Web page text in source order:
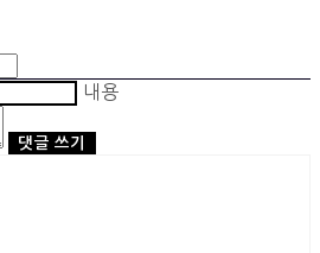
내용
댓글 쓰기